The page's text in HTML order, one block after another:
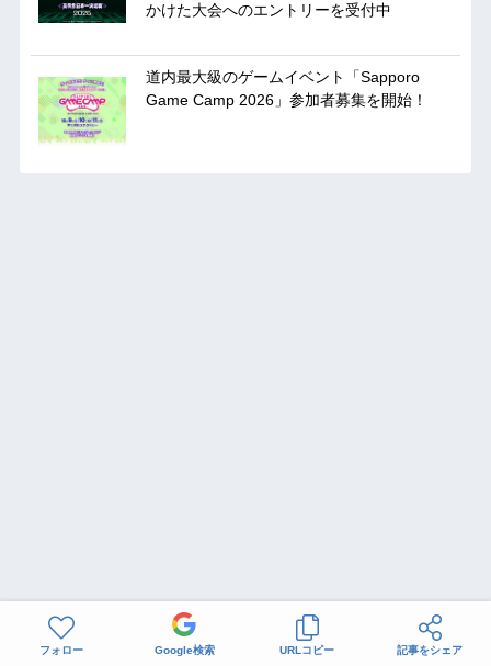
かけた大会へのエントリーを受付中
道内最大級のゲームイベント「Sapporo
Game Camp 2026」参加者募集を開始！
フォロー Google検索 URLコピー 記事をシェア